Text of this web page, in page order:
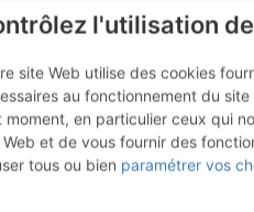
Madeleine :
l'utilisation
site Web utilise des cookies
au fonctionnement du
moment, en particulier ceux qui
Web et de vous fournir des
tous ou bien paramétrer vos